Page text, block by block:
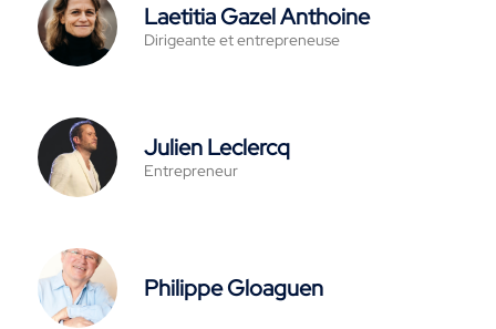
Laetitia Gazel Anthoine
Dirigeante et entrepreneuse
Julien Leclercq
Entrepreneur
Philippe Gloaguen